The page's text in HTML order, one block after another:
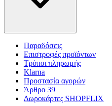
Παραδόσεις
Επιστροφές προϊόντων
Τρόποι πληρωμής
Klarna
Προστασία αγορών
Άρθρο 39
Δωροκάρτες SHOPFLIX